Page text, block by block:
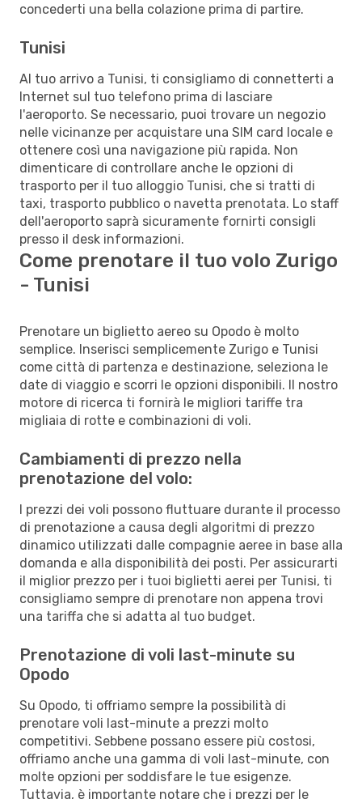
concederti una bella colazione prima di partire.
Tunisi
Al tuo arrivo a Tunisi, ti consigliamo di connetterti a
Internet sul tuo telefono prima di lasciare
l'aeroporto. Se necessario, puoi trovare un negozio
nelle vicinanze per acquistare una SIM card locale e
ottenere così una navigazione più rapida. Non
dimenticare di controllare anche le opzioni di
trasporto per il tuo alloggio Tunisi, che si tratti di
taxi, trasporto pubblico o navetta prenotata. Lo staff
dell'aeroporto saprà sicuramente fornirti consigli
presso il desk informazioni.
Come prenotare il tuo volo Zurigo
- Tunisi
Prenotare un biglietto aereo su Opodo è molto
semplice. Inserisci semplicemente Zurigo e Tunisi
come città di partenza e destinazione, seleziona le
date di viaggio e scorri le opzioni disponibili. Il nostro
motore di ricerca ti fornirà le migliori tariffe tra
migliaia di rotte e combinazioni di voli.
Cambiamenti di prezzo nella
prenotazione del volo:
I prezzi dei voli possono fluttuare durante il processo
di prenotazione a causa degli algoritmi di prezzo
dinamico utilizzati dalle compagnie aeree in base alla
domanda e alla disponibilità dei posti. Per assicurarti
il miglior prezzo per i tuoi biglietti aerei per Tunisi, ti
consigliamo sempre di prenotare non appena trovi
una tariffa che si adatta al tuo budget.
Prenotazione di voli last-minute su
Opodo
Su Opodo, ti offriamo sempre la possibilità di
prenotare voli last-minute a prezzi molto
competitivi. Sebbene possano essere più costosi,
offriamo anche una gamma di voli last-minute, con
molte opzioni per soddisfare le tue esigenze.
Tuttavia, è importante notare che i prezzi per le